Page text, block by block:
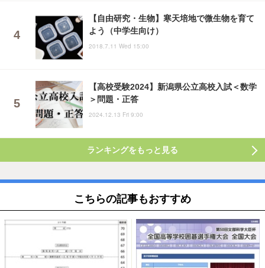
【自由研究・生物】寒天培地で微生物を育て
よう（中学生向け）
2018.7.11 Wed 15:00
【高校受験2024】新潟県公立高校入試＜数学
＞問題・正答
2024.12.13 Fri 9:00
ランキングをもっと見る
こちらの記事もおすすめ